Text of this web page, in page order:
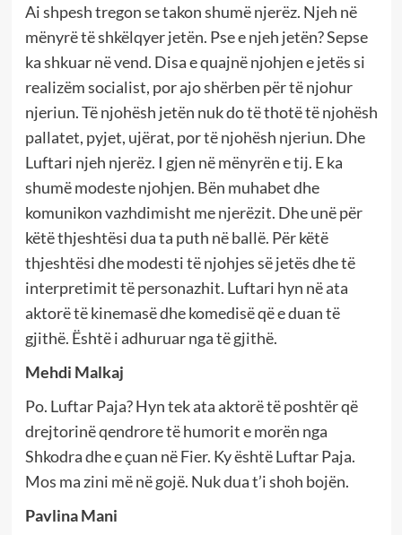
Ai shpesh tregon se takon shumë njerëz. Njeh në
mënyrë të shkëlqyer jetën. Pse e njeh jetën? Sepse
ka shkuar në vend. Disa e quajnë njohjen e jetës si
realizëm socialist, por ajo shërben për të njohur
njeriun. Të njohësh jetën nuk do të thotë të njohësh
pallatet, pyjet, ujërat, por të njohësh njeriun. Dhe
Luftari njeh njerëz. I gjen në mënyrën e tij. E ka
shumë modeste njohjen. Bën muhabet dhe
komunikon vazhdimisht me njerëzit. Dhe unë për
këtë thjeshtësi dua ta puth në ballë. Për këtë
thjeshtësi dhe modesti të njohjes së jetës dhe të
interpretimit të personazhit. Luftari hyn në ata
aktorë të kinemasë dhe komedisë që e duan të
gjithë. Është i adhuruar nga të gjithë.
Mehdi Malkaj
Po. Luftar Paja? Hyn tek ata aktorë të poshtër që
drejtorinë qendrore të humorit e morën nga
Shkodra dhe e çuan në Fier. Ky është Luftar Paja.
Mos ma zini më në gojë. Nuk dua t’i shoh bojën.
Pavlina Mani